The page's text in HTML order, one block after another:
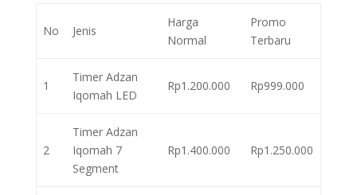
No Jenis
Harga
Normal
Promo
Terbaru
1
Timer Adzan
Iqomah LED
Rp1.200.000 Rp999.000
2
Timer Adzan
Iqomah 7
Segment
Rp1.400.000 Rp1.250.000